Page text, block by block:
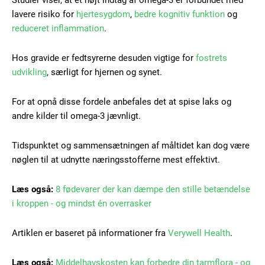
Praesent euismod ac
Nullam eu erat condimentum
Donec quis est ac felis
Member full access
100DKK / year
lavere risiko for hjertesygdom, bedre kognitiv funktion og
reduceret inflammation.
Hos gravide er fedtsyrerne desuden vigtige for fostrets
udvikling, særligt for hjernen og synet.
For at opnå disse fordele anbefales det at spise laks og
andre kilder til omega-3 jævnligt.
Tidspunktet og sammensætningen af måltidet kan dog være
nøglen til at udnytte næringsstofferne mest effektivt.
Læs også: 8 fødevarer der kan dæmpe den stille betændelse
i kroppen - og mindst én overrasker
Artiklen er baseret på informationer fra Verywell Health.